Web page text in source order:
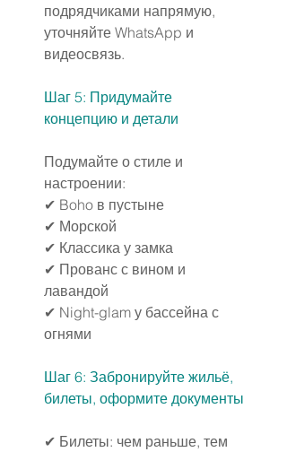
подрядчиками напрямую,
уточняйте WhatsApp и
видеосвязь.
Шаг 5: Придумайте
концепцию и детали
Подумайте о стиле и
настроении:
✔ Boho в пустыне
✔ Морской
✔ Классика у замка
✔ Прованс с вином и
лавандой
✔ Night-glam у бассейна с
огнями
Шаг 6: Забронируйте жильё,
билеты, оформите документы
✔ Билеты: чем раньше, тем